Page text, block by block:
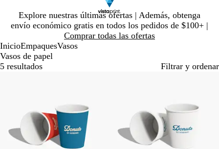
Explore nuestras últimas ofertas | Además, obtenga
envío económico gratis en todos los pedidos de $100+ |
Comprar todas las ofertas
Diapositiva
1
InicioEmpaquesVasos
Vasos de papel
5 resultados
Filtrar y ordenar